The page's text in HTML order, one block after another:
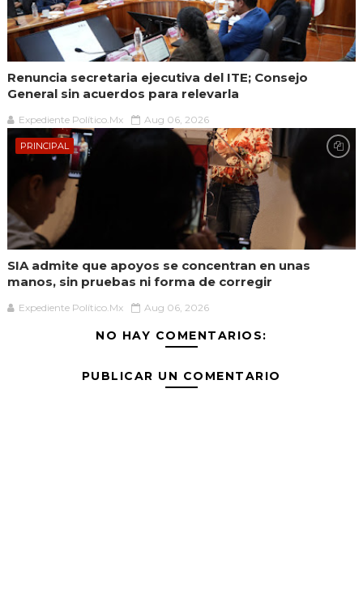
Renuncia secretaria ejecutiva del ITE; Consejo
General sin acuerdos para relevarla
Expediente Político.Mx Aug 06, 2026
PRINCIPAL
SIA admite que apoyos se concentran en unas
manos, sin pruebas ni forma de corregir
Expediente Político.Mx Aug 06, 2026
NO HAY COMENTARIOS:
PUBLICAR UN COMENTARIO